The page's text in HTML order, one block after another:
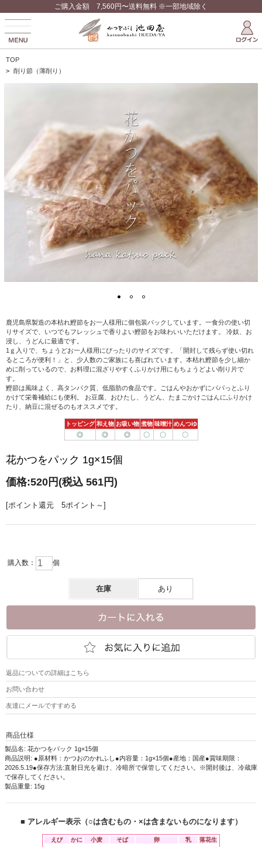
ご購入金額 7,560円〜送料無料 ※一部地域除く
TOP
> 削り節（薄削り）
鹿児島県製造の本枯れ鰹節をお一人様用に個包装パックしています。一食分の使い切
りサイズで、いつでもフレッシュで香りよい鰹節をお味わいいただけます。 冷奴、お
浸し、うどんに最適です。
1ｇ入りで、ちょうどお一人様用にぴったりのサイズです。「開封して残らず使い切れ
るところが便利！」と、少人数のご家族にも喜ばれています。本枯れ鰹節を少し細か
めに削っているので、お料理に混ざりやすくふりかけ用にもちょうどよい削り片で
す。
鰹節は風味よく、高タンパク質、低脂肪の食品です。ごはんやおかずにパパっとふり
かけて栄養補給にも便利。 お豆腐、おひたし、うどん、たまごかけごはんにふりかけ
たり、納豆に混ぜるのもオススメです。
トッピング 和え物 お吸い物 煮物 味噌汁 めんつゆ
◎ ◎ ◎ 〇 〇 〇
花かつをパック 1g×15個
価格:520円 (税込 561円)
[ポイント還元 5ポイント～]
購入数： 個
在庫 あり
返品についての詳細はこちら
お問い合わせ
友達にメールですすめる
商品仕様
製品名: 花かつをパック 1g×15個
商品説明: ●原材料：かつおのかれふし●内容量：1g×15個●産地：国産●賞味期限：
2026.5.19●保存方法:直射日光を避け、冷暗所で保管してください。※開封後は、冷蔵庫
で保存してください。
製品重量: 15g
■ アレルギー表示（○は含むもの・×は含まないものになります）
えび かに 小麦 そば 卵 乳 落花生